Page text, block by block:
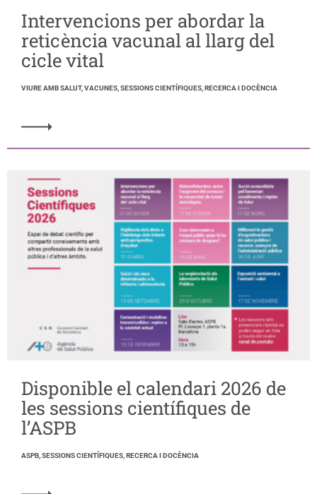
Intervencions per abordar la
reticència vacunal al llarg del
cicle vital
VIURE AMB SALUT, VACUNES, SESSIONS CIENTÍFIQUES, RECERCA I DOCÈNCIA
Disponible el calendari 2026 de
les sessions científiques de
l’ASPB
ASPB, SESSIONS CIENTÍFIQUES, RECERCA I DOCÈNCIA